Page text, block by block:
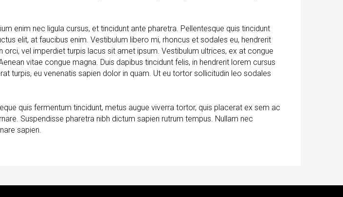
enim nec ligula cursus, et tincidunt ante pharetra. Pellentesque quis tincidunt
elit, at faucibus enim. Vestibulum libero mi, rhoncus et sodales eu, hendrerit
vel imperdiet turpis lacus sit amet ipsum. Vestibulum ultrices, ex at congue
vitae congue magna. Duis dapibus tincidunt felis, in hendrerit lorem cursus
turpis, eu venenatis sapien dolor in quam. Ut eu tortor sollicitudin leo sodales
quis fermentum tincidunt, metus augue viverra tortor, quis placerat ex sem ac
Suspendisse pharetra nibh dictum sapien rutrum tempus. Nullam nec
sapien.